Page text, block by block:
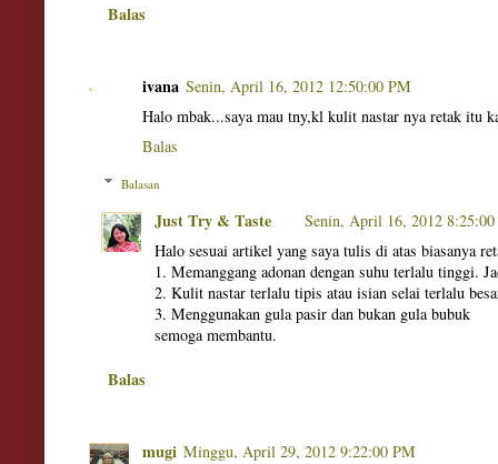
Balas
ivana Senin, April 16, 2012 12:50:00 PM
Halo mbak...saya mau tny,kl kulit nastar nya retak itu
Balas
Balasan
Just Try & Taste
Senin, April 16, 2012
Halo sesuai artikel yang saya tulis di atas biasanya
1. Memanggang adonan dengan suhu terlalu tinggi.
2. Kulit nastar terlalu tipis atau isian selai terlalu
3. Menggunakan gula pasir dan bukan gula bubuk
semoga membantu.
Balas
mugi Minggu, April 29, 2012 9:22:00 PM